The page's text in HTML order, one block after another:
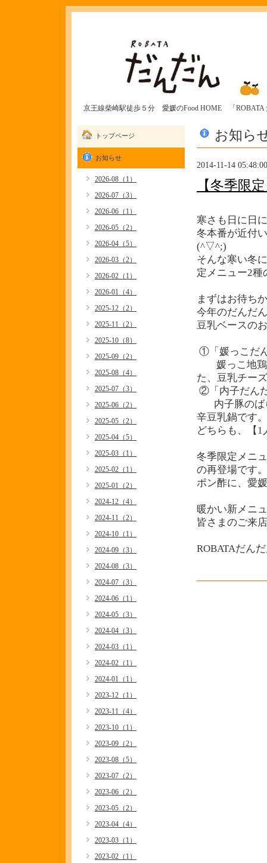
京王線柴崎駅徒歩５分 愛媛のFood HOME 「ROBATA
お知ら
2014-11-14 05:48:00
【冬季限
寒さも日に日
冬本番が近付
(^▽^;)
そんな寒い冬
定メニュー2種
まずはお待ち
今年のだんだ
豆乳ベースの
①「媛っこだ
媛っこ地鶏
た、豆乳チー
②「内子だん
内子豚のば
辛豆乳鍋です。
どちらも、【
冬季限定メニ
の再登場です。
ポン酢に、愛
暖かい新メニ
皆さまのご来
ROBATAだん
トップページ
お知らせ
2026-08（1）
2026-07（3）
2026-06（1）
2026-05（2）
2026-04（5）
2026-03（2）
2026-02（1）
2026-01（4）
2025-12（2）
2025-11（2）
2025-10（8）
2025-09（2）
2025-08（4）
2025-07（3）
2025-06（2）
2025-05（2）
2025-04（5）
2025-03（1）
2025-02（1）
2025-01（2）
2024-12（4）
2024-11（2）
2024-10（1）
2024-09（3）
2024-08（3）
2024-07（3）
2024-06（1）
2024-05（3）
2024-04（3）
2024-03（1）
2024-02（1）
2024-01（1）
2023-12（1）
2023-11（4）
2023-10（1）
2023-09（2）
2023-08（5）
2023-07（2）
2023-06（2）
2023-05（2）
2023-04（4）
2023-03（1）
2023-02（1）